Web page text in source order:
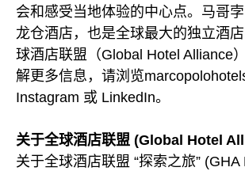
会和感受当地体验的中心点。马哥
龙仓酒店，也是全球最大的独立酒
球酒店联盟（Global Hotel Alliance
解更多信息，请浏览
Instagram 或 LinkedIn。
关于全球酒店联盟 (Global Hotel
关于全球酒店联盟 “探索之旅”